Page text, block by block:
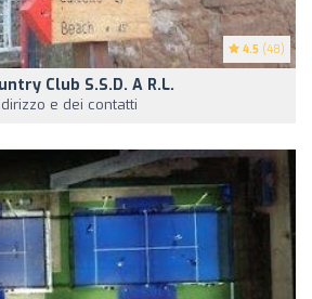
4.5 (48)
Club S.S.D. A R.L.
e dei contatti